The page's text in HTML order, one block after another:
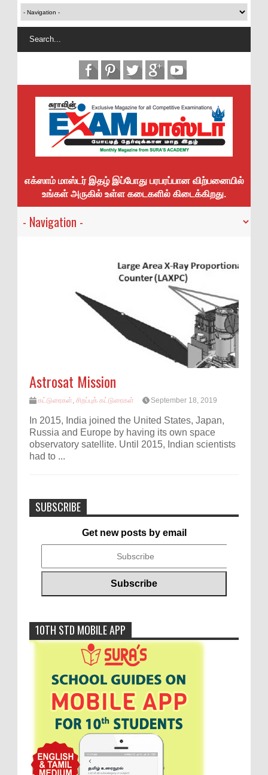
எக்ஸாம் மாஸ்டர் இதழ் இப்போது பரபரப்பான விற்பனையில்
உங்கள் அருகில் உள்ள கடைகளில் கிடைக்கிறது.
Astrosat Mission
கட்டுரைகள், சிறப்புக் கட்டுரைகள் September 18, 2019
In 2015, India joined the United States, Japan,
Russia and Europe by having its own space
observatory satellite. Until 2015, Indian scientists
had to ...
SUBSCRIBE
Get new posts by email
10TH STD MOBILE APP